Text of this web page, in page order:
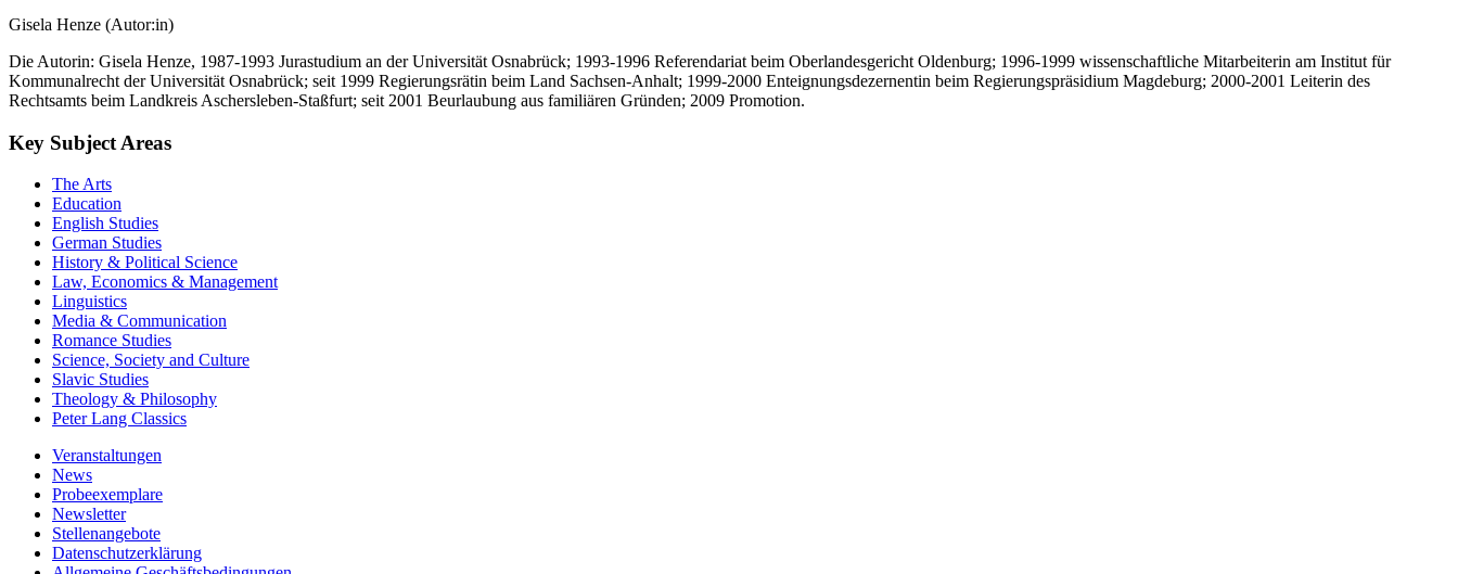
Gisela Henze (Autor:in)
Die Autorin: Gisela Henze, 1987-1993 Jurastudium an der Universität Osnabrück; 1993-1996 Referendariat beim Oberlandesgericht Oldenburg; 1996-1999 wissenschaftliche Mitarbeiterin am Institut für
Kommunalrecht der Universität Osnabrück; seit 1999 Regierungsrätin beim Land Sachsen-Anhalt; 1999-2000 Enteignungsdezernentin beim Regierungspräsidium Magdeburg; 2000-2001 Leiterin des
Rechtsamts beim Landkreis Aschersleben-Staßfurt; seit 2001 Beurlaubung aus familiären Gründen; 2009 Promotion.
Key Subject Areas
The Arts
Education
English Studies
German Studies
History & Political Science
Law, Economics & Management
Linguistics
Media & Communication
Romance Studies
Science, Society and Culture
Slavic Studies
Theology & Philosophy
Peter Lang Classics
Veranstaltungen
News
Probeexemplare
Newsletter
Stellenangebote
Datenschutzerklärung